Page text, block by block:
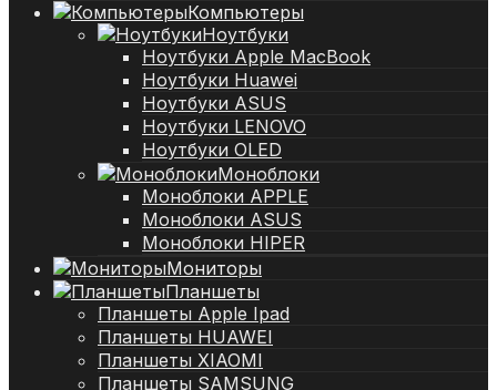
Компьютеры
Ноутбуки
Ноутбуки Apple MacBook
Ноутбуки Huawei
Ноутбуки ASUS
Ноутбуки LENOVO
Ноутбуки OLED
Моноблоки
Моноблоки APPLE
Моноблоки ASUS
Моноблоки HIPER
Мониторы
Планшеты
Планшеты Apple Ipad
Планшеты HUAWEI
Планшеты XIAOMI
Планшеты SAMSUNG